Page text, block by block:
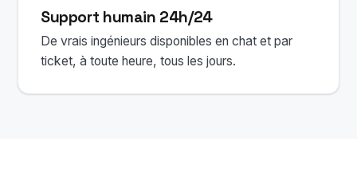
Support humain 24h/24
De vrais ingénieurs disponibles en chat et par
ticket, à toute heure, tous les jours.